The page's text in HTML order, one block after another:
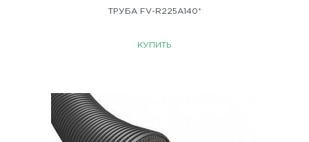
ТРУБА FV-R225A140*
КУПИТЬ